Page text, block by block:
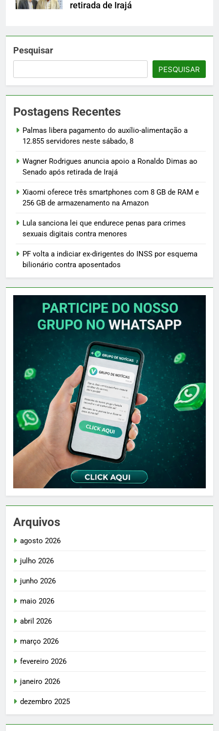
retirada de Irajá
Pesquisar
PESQUISAR
Postagens Recentes
Palmas libera pagamento do auxílio-alimentação a
12.855 servidores neste sábado, 8
Wagner Rodrigues anuncia apoio a Ronaldo Dimas ao
Senado após retirada de Irajá
Xiaomi oferece três smartphones com 8 GB de RAM e
256 GB de armazenamento na Amazon
Lula sanciona lei que endurece penas para crimes
sexuais digitais contra menores
PF volta a indiciar ex-dirigentes do INSS por esquema
bilionário contra aposentados
Arquivos
agosto 2026
julho 2026
junho 2026
maio 2026
abril 2026
março 2026
fevereiro 2026
janeiro 2026
dezembro 2025